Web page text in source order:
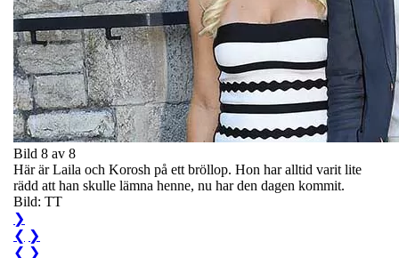
Bild 8 av 8
Här är Laila och Korosh på ett bröllop. Hon har alltid varit lite
rädd att han skulle lämna henne, nu har den dagen kommit.
Bild: TT
❯
❮ ❯
❮ ❯